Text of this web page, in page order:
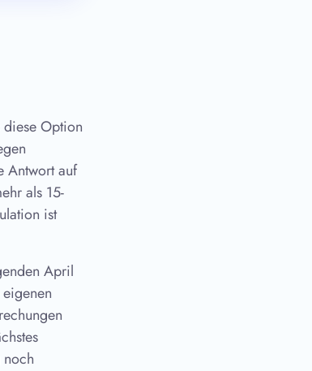
diese Option
Antwort auf
als 15-
ist
April